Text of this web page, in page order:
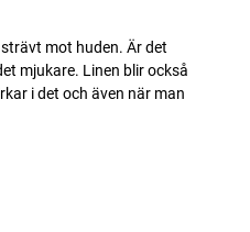
mot huden. Är det
mjukare. Linen blir också
i det och även när man